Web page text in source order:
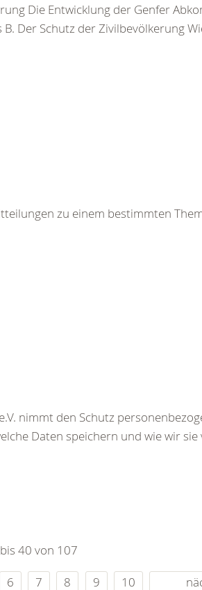
Die Entwicklung der Genfer
Der Schutz der Zivilbevölkerung
zu einem bestimmten
nimmt den Schutz
Daten speichern und wie wir sie
40 von 107
6 7 8 9 10